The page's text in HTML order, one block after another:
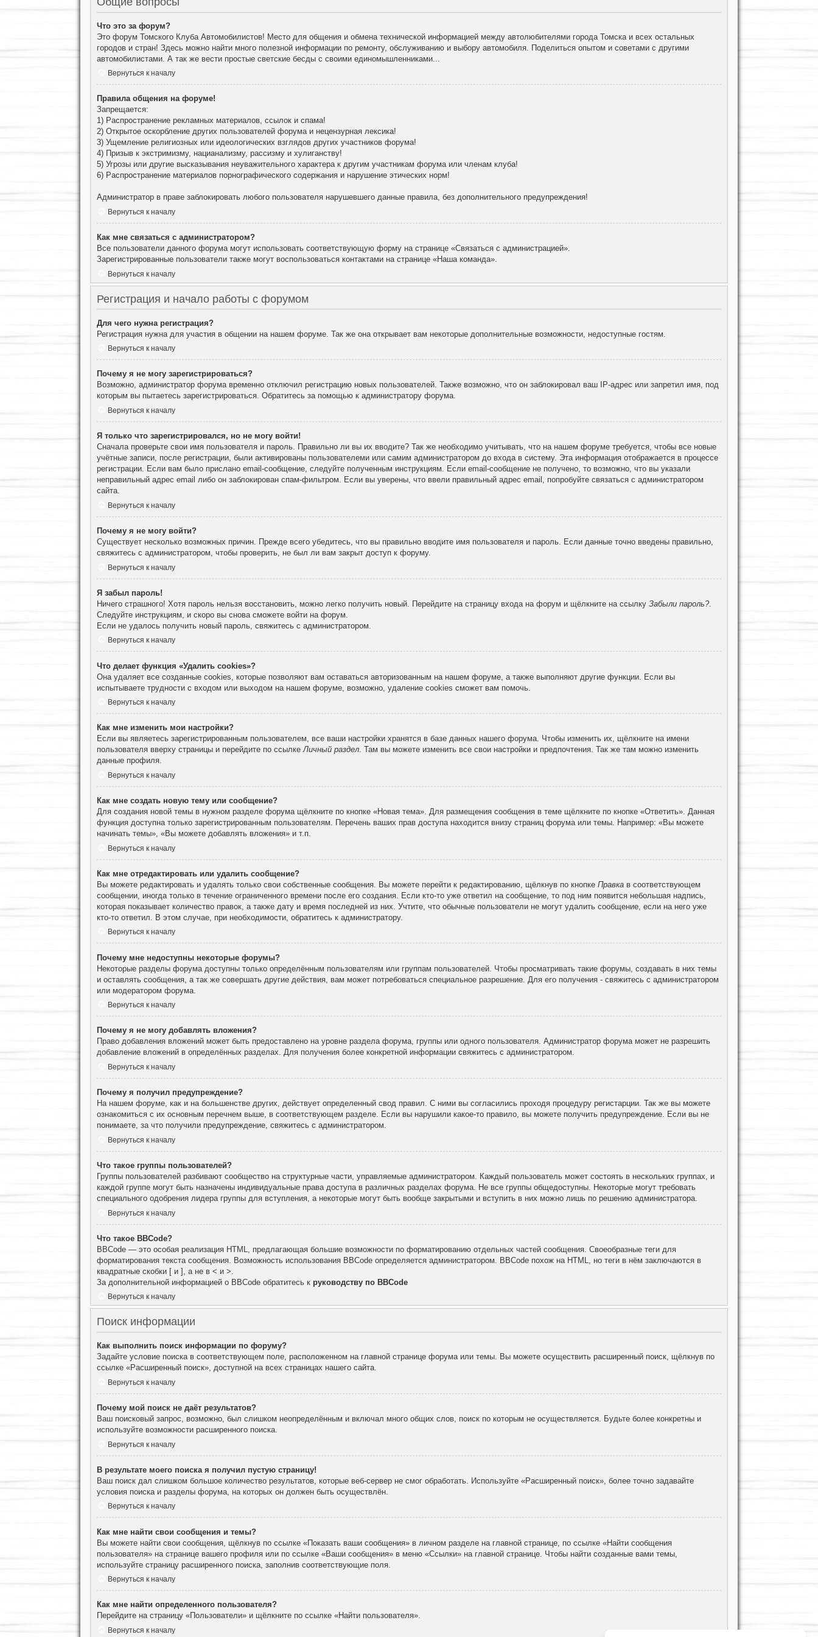
Что это за форум?
Это форум Томского Клуба Автомобилистов! Место для общения и обмена технической информацией между автолюбителями города Томска и всех остальных
городов и стран! Здесь можно найти много полезной информации по ремонту, обслуживанию и выбору автомобиля. Поделиться опытом и советами с другими
автомобилистами. А так же вести простые светские бесды с своими единомышленниками...
Вернуться к началу
Правила общения на форуме!
Запрещается:
1) Распространение рекламных материалов, ссылок и спама!
2) Открытое оскорбление других пользователей форума и нецензурная лексика!
3) Ущемление религиозных или идеологических взглядов других участников форума!
4) Призыв к экстримизму, нацианализму, рассизму и хулиганству!
5) Угрозы или другие высказывания неуважительного характера к другим участникам форума или членам клуба!
6) Распространение материалов порнографического содержания и нарушение этических норм!
Администратор в праве заблокировать любого пользователя нарушевшего данные правила, без дополнительного предупреждения!
Вернуться к началу
Как мне связаться с администратором?
Все пользователи данного форума могут использовать соответствующую форму на странице «Связаться с администрацией».
Зарегистрированные пользователи также могут воспользоваться контактами на странице «Наша команда».
Вернуться к началу
Регистрация и начало работы с форумом
Для чего нужна регистрация?
Регистрация нужна для участия в общении на нашем форуме. Так же она открывает вам некоторые дополнительные возможности, недоступные гостям.
Вернуться к началу
Почему я не могу зарегистрироваться?
Возможно, администратор форума временно отключил регистрацию новых пользователей. Также возможно, что он заблокировал ваш IP-адрес или запретил имя, под
которым вы пытаетесь зарегистрироваться. Обратитесь за помощью к администратору форума.
Вернуться к началу
Я только что зарегистрировался, но не могу войти!
Сначала проверьте свои имя пользователя и пароль. Правильно ли вы их вводите? Так же необходимо учитывать, что на нашем форуме требуется, чтобы все новые
учётные записи, после регистрации, были активированы пользователеми или самим администратором до входа в систему. Эта информация отображается в процессе
регистрации. Если вам было прислано email-сообщение, следуйте полученным инструкциям. Если email-сообщение не получено, то возможно, что вы указали
неправильный адрес email либо он заблокирован спам-фильтром. Если вы уверены, что ввели правильный адрес email, попробуйте связаться с администратором
сайта.
Вернуться к началу
Почему я не могу войти?
Существует несколько возможных причин. Прежде всего убедитесь, что вы правильно вводите имя пользователя и пароль. Если данные точно введены правильно,
свяжитесь с администратором, чтобы проверить, не был ли вам закрыт доступ к форуму.
Вернуться к началу
Я забыл пароль!
Ничего страшного! Хотя пароль нельзя восстановить, можно легко получить новый. Перейдите на страницу входа на форум и щёлкните на ссылку Забыли пароль?.
Следуйте инструкциям, и скоро вы снова сможете войти на форум.
Если не удалось получить новый пароль, свяжитесь с администратором.
Вернуться к началу
Что делает функция «Удалить cookies»?
Она удаляет все созданные cookies, которые позволяют вам оставаться авторизованным на нашем форуме, а также выполняют другие функции. Если вы
испытываете трудности с входом или выходом на нашем форуме, возможно, удаление cookies сможет вам помочь.
Вернуться к началу
Как мне изменить мои настройки?
Если вы являетесь зарегистрированным пользователем, все ваши настройки хранятся в базе данных нашего форума. Чтобы изменить их, щёлкните на имени
пользователя вверху страницы и перейдите по ссылкеЛичный раздел. Там вы можете изменить все свои настройки и предпочтения. Так же там можно изменить
данные профиля.
Вернуться к началу
Как мне создать новую тему или сообщение?
Для создания новой темы в нужном разделе форума щёлкните по кнопке «Новая тема». Для размещения сообщения в теме щёлкните по кнопке «Ответить». Данная
функция доступна только зарегистрированным пользователям. Перечень ваших прав доступа находится внизу страниц форума или темы. Например: «Вы можете
начинать темы», «Вы можете добавлять вложения» и т.п.
Вернуться к началу
Как мне отредактировать или удалить сообщение?
Вы можете редактировать и удалять только свои собственные сообщения. Вы можете перейти к редактированию, щёлкнув по кнопке Правкав соответствующем
сообщении, иногда только в течение ограниченного времени после его создания. Если кто-то уже ответил на сообщение, то под ним появится небольшая надпись,
которая показывает количество правок, а также дату и время последней из них. Учтите, что обычные пользователи не могут удалить сообщение, если на него уже
кто-то ответил. В этом случае, при необходимости, обратитесь к администратору.
Вернуться к началу
Почему мне недоступны некоторые форумы?
Некоторые разделы форума доступны только определённым пользователям или группам пользователей. Чтобы просматривать такие форумы, создавать в них темы
и оставлять сообщения, а так же совершать другие действия, вам может потребоваться специальное разрешение. Для его получения - свяжитесь с администратором
или модератором форума.
Вернуться к началу
Почему я не могу добавлять вложения?
Право добавления вложений может быть предоставлено на уровне раздела форума, группы или одного пользователя. Администратор форума может не разрешить
добавление вложений в определённых разделах. Для получения более конкретной информации свяжитесь с администратором.
Вернуться к началу
Почему я получил предупреждение?
На нашем форуме, как и на большенстве других, действует определенный свод правил. С ними вы согласились проходя процедуру регистарции. Так же вы можете
ознакомиться с их основным перечнем выше, в соответствующем разделе. Если вы нарушили какое-то правило, вы можете получить предупреждение. Если вы не
понимаете, за что получили предупреждение, свяжитесь с администратором.
Вернуться к началу
Что такое группы пользователей?
Группы пользователей разбивают сообщество на структурные части, управляемые администратором. Каждый пользователь может состоять в нескольких группах, и
каждой группе могут быть назначены индивидуальные права доступа в различных разделах форума. Не все группы общедоступны. Некоторые могут требовать
специального одобрения лидера группы для вступления, а некоторые могут быть вообще закрытыми и вступить в них можно лишь по решению администратора.
Вернуться к началу
Что такое BBCode?
BBCode — это особая реализация HTML, предлагающая большие возможности по форматированию отдельных частей сообщения. Своеобразные теги для
форматирования текста сообщения. Возможность использования BBCode определяется администратором. BBCode похож на HTML, но теги в нём заключаются в
квадратные скобки [ и ], а не в < и >.
За дополнительной информацией о BBCode обратитесь к руководству по BBCode
Вернуться к началу
Поиск информации
Как выполнить поиск информации по форуму?
Задайте условие поиска в соответствующем поле, расположенном на главной странице форума или темы. Вы можете осуществить расширенный поиск, щёлкнув по
ссылке «Расширенный поиск», доступной на всех страницах нашего сайта.
Вернуться к началу
Почему мой поиск не даёт результатов?
Ваш поисковый запрос, возможно, был слишком неопределённым и включал много общих слов, поиск по которым не осуществляется. Будьте более конкретны и
используйте возможности расширенного поиска.
Вернуться к началу
В результате моего поиска я получил пустую страницу!
Ваш поиск дал слишком большое количество результатов, которые веб-сервер не смог обработать. Используйте «Расширенный поиск», более точно задавайте
условия поиска и разделы форума, на которых он должен быть осуществлён.
Вернуться к началу
Как мне найти свои сообщения и темы?
Вы можете найти свои сообщения, щёлкнув по ссылке «Показать ваши сообщения» в личном разделе на главной странице, по ссылке «Найти сообщения
пользователя» на странице вашего профиля или по ссылке «Ваши сообщения» в меню «Ссылки» на главной странице. Чтобы найти созданные вами темы,
используйте страницу расширенного поиска, заполнив соответствующие поля.
Вернуться к началу
Как мне найти определенного пользователя?
Перейдите на страницу «Пользователи» и щёлкните по ссылке «Найти пользователя».
Вернуться к началу